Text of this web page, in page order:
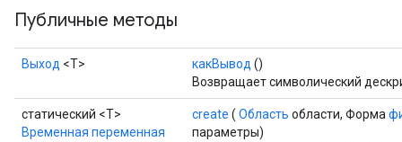
Публичные методы
Выход <Т> какВывод ()
Возвращает символический
статический <T>
Временная переменная
create ( Область области, Форма
параметры)